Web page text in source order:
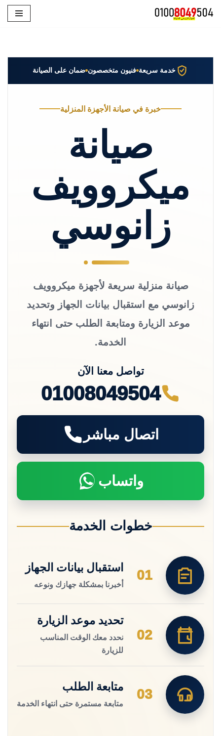
خدمة سريعة فنيون متخصصون ضمان على الصيانة
خبرة في صيانة الأجهزة المنزلية
صيانة
ميكروويف
زانوسي
صيانة منزلية سريعة لأجهزة ميكروويف
زانوسي مع استقبال بيانات الجهاز وتحديد
موعد الزيارة ومتابعة الطلب حتى انتهاء
الخدمة.
تواصل معنا الآن
01008049504
اتصال مباشر
واتساب
خطوات الخدمة
01
استقبال بيانات الجهاز
أخبرنا بمشكلة جهازك ونوعه
02
تحديد موعد الزيارة
نحدد معك الوقت المناسب
للزيارة
03
متابعة الطلب
متابعة مستمرة حتى انتهاء الخدمة